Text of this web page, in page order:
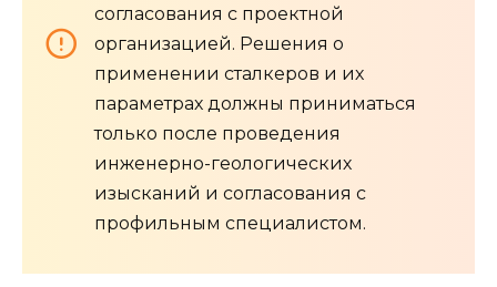
согласования с проектной
организацией. Решения о
применении сталкеров и их
параметрах должны приниматься
только после проведения
инженерно-геологических
изысканий и согласования с
профильным специалистом.